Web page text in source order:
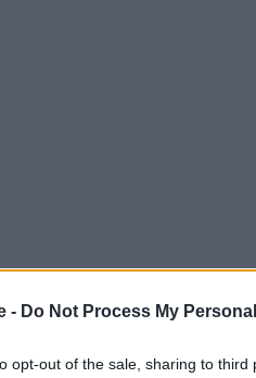
- Do Not Process My
opt-out of the sale, sharing to
ΣΚΑΙ ο υπουργός Υγείας
Αλλά προειδοποίησε